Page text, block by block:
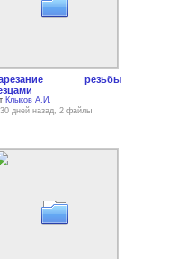
резьбы
Клыков А.И.
дней назад, 2 файлы